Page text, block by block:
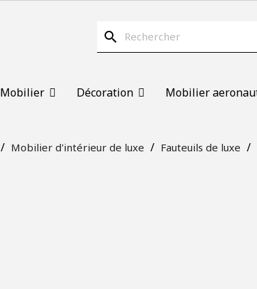
search
Mobilier Décoration Mobilier
Mobilier d'intérieur de luxe Fauteuils de luxe